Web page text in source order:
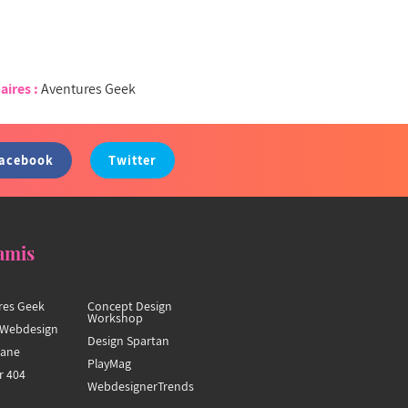
:Aventures Geek
Twitter
Geek
404
Concept Design
Workshop
Design Spartan
PlayMag
WebdesignerTrends